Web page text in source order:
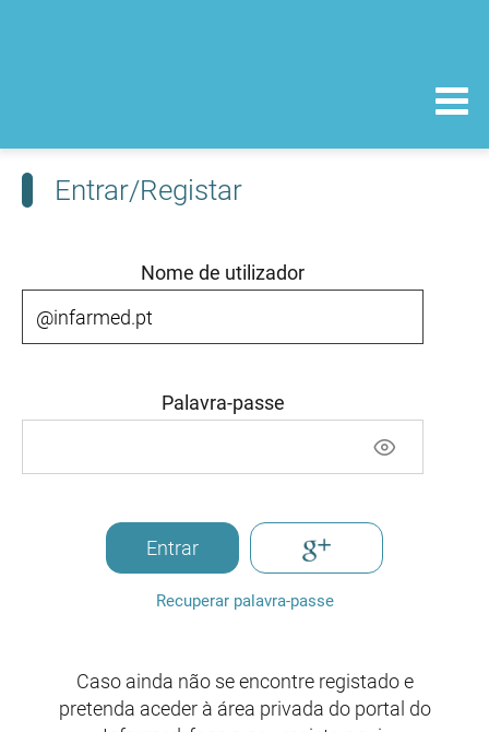
Entrar/Registar
Nome de utilizador
Palavra-passe
Entrar
Recuperar palavra-passe
Caso ainda não se encontre registado e
pretenda aceder à área privada do portal do